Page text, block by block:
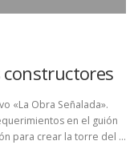
constructores
«La Obra Señalada».
en el guión
para crear la torre del …